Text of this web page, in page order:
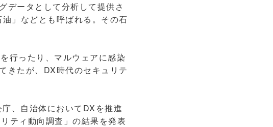
データとして分析して提供さ
」などとも呼ばれる。その石
行ったり、マルウェアに感染
きたが、DX時代のセキュリテ
、自治体においてDXを推進
ティ動向調査」の結果を発表